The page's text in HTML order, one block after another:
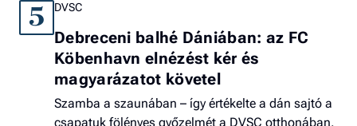
5 DVSC
Debreceni balhé Dániában: az FC
Köbenhavn elnézést kér és
magyarázatot követel
Szamba a szaunában – így értékelte a dán sajtó a
csapatuk fölényes győzelmét a DVSC otthonában.